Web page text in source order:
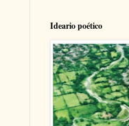
Ideario poético